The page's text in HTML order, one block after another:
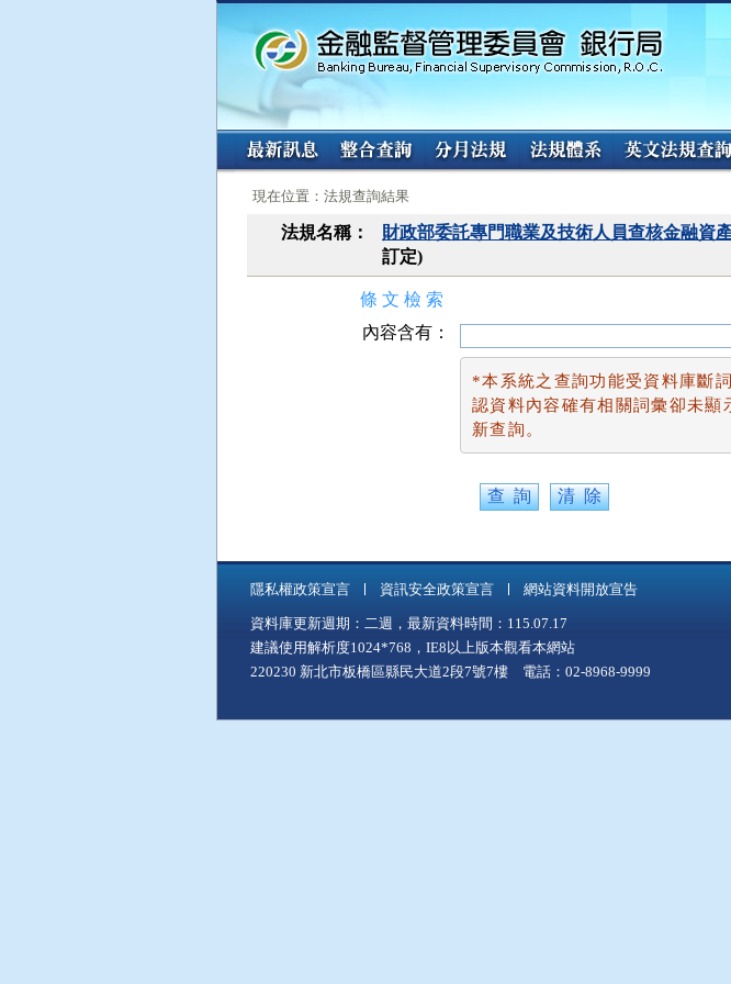
:::
現在位置：法規查詢結果
法規名稱： 財政部委託專門職業及技術人員查核金融資
訂定)
條 文 檢 索
內容含有：
*本系統之查詢功能受資料庫斷
認資料內容確有相關詞彙卻未顯
新查詢。
隱私權政策宣言 資訊安全政策宣言 網站資料開放宣告
資料庫更新週期：二週，最新資料時間：115.07.17
建議使用解析度1024*768，IE8以上版本觀看本網站
220230 新北市板橋區縣民大道2段7號7樓 電話：02-8968-9999